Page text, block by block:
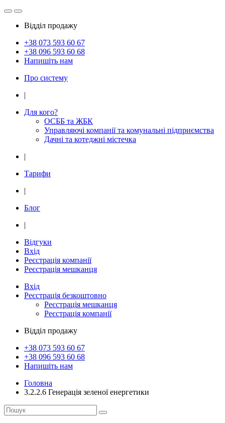
Відділ продажу
+38 073 593 60 67
+38 096 593 60 68
Напишіть нам
Про систему
|
Для кого?
ОСББ та ЖБК
Управляючі компанії та комунальні підприємства
Дачнi та котеджні мiстечка
|
Тарифи
|
Блог
|
Відгуки
Вхід
Реєстрація компанії
Реєстрація мешканця
Вхід
Реєстрація безкоштовно
Реєстрація мешканця
Реєстрація компанії
Відділ продажу
+38 073 593 60 67
+38 096 593 60 68
Напишіть нам
Головна
3.2.2.6 Генерація зеленої енергетики